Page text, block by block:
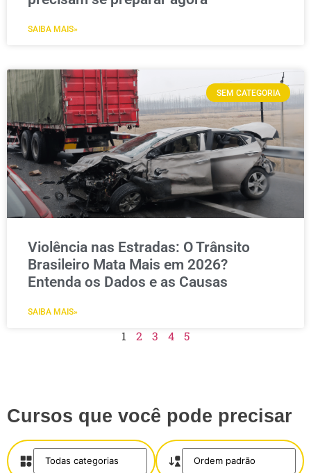
SAIBA MAIS»
SEM CATEGORIA
Violência nas Estradas: O Trânsito
Brasileiro Mata Mais em 2026?
Entenda os Dados e as Causas
SAIBA MAIS»
1 2 3 4 5
Cursos que você pode precisar